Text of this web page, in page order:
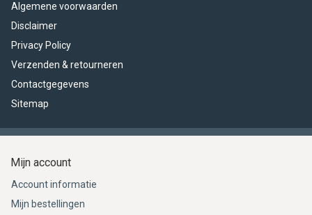
Algemene voorwaarden
Disclaimer
Privacy Policy
Verzenden & retourneren
Contactgegevens
Sitemap
Mijn account
Account informatie
Mijn bestellingen